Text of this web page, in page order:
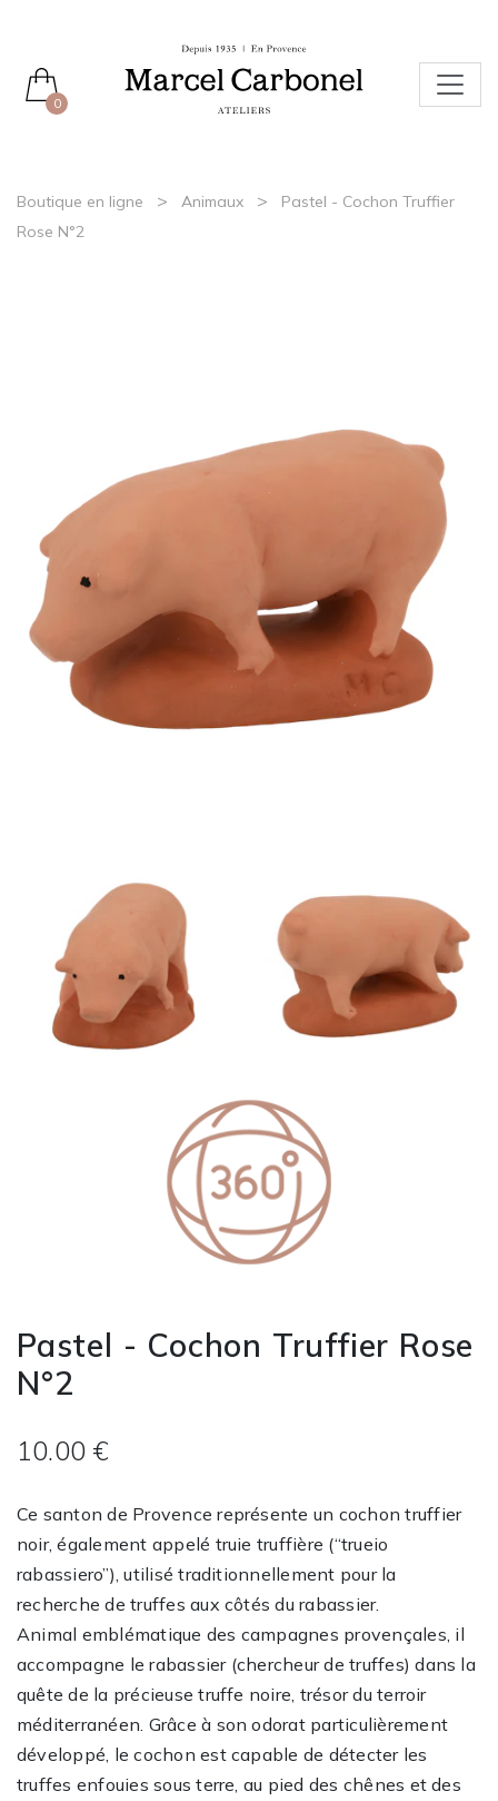
0
Boutique en ligne > Animaux >
Pastel - Cochon Truffier
Rose N°2
Pastel - Cochon Truffier Rose
N°2
10.00 €
Ce santon de Provence représente un cochon truffier
noir, également appelé truie truffière (“trueio
rabassiero”), utilisé traditionnellement pour la
recherche de truffes aux côtés du rabassier.
Animal emblématique des campagnes provençales, il
accompagne le rabassier (chercheur de truffes) dans la
quête de la précieuse truffe noire, trésor du terroir
méditerranéen. Grâce à son odorat particulièrement
développé, le cochon est capable de détecter les
truffes enfouies sous terre, au pied des chênes et des